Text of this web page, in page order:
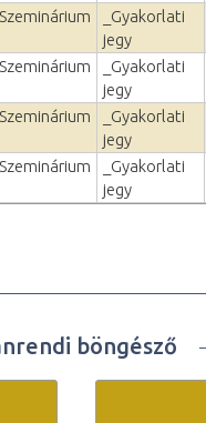
_Szeminárium
_Gyakorlati
jegy
_Szeminárium
_Gyakorlati
jegy
_Szeminárium
_Gyakorlati
jegy
_Szeminárium
_Gyakorlati
jegy
böngésző